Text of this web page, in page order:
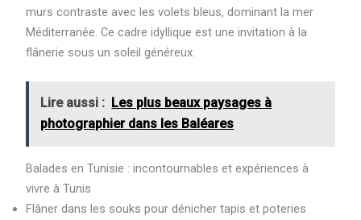
murs contraste avec les volets bleus, dominant la mer
Méditerranée. Ce cadre idyllique est une invitation à la
flânerie sous un soleil généreux.
Lire aussi : Les plus beaux paysages à
photographier dans les Baléares
Balades en Tunisie : incontournables et expériences à
vivre à Tunis
Flâner dans les souks pour dénicher tapis et poteries